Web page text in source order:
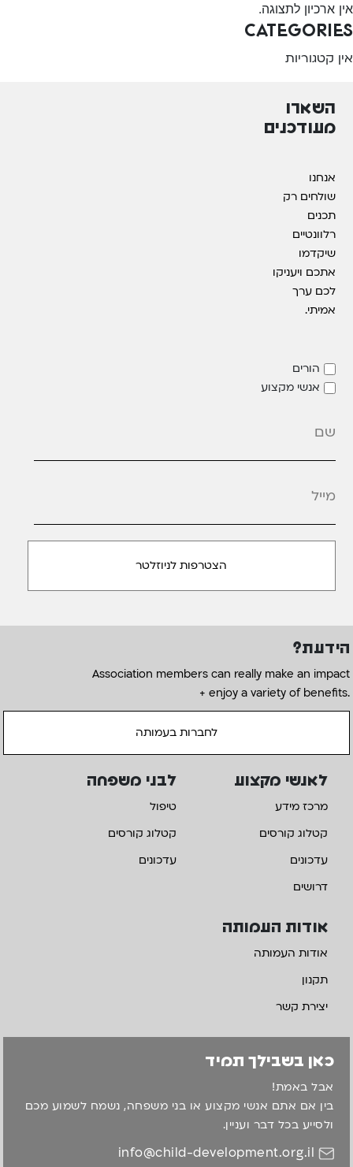
אין ארכיון לתצוגה.
Categories
אין קטגוריות
השארו
מעודכנים
אנחנו
שולחים רק
תכנים
רלוונטיים
שיקדמו
אתכם ויעניקו
לכם ערך
אמיתי.
הורים
אנשי מקצוע
הידעת?
Association members can really make an impact
+ enjoy a variety of benefits.
לחברות בעמותה
אודות העמותה
אודות העמותה
תקנון
יצירת קשר
לאנשי מקצוע
מרכז מידע
קטלוג קורסים
עדכונים
דרושים
לבני משפחה
טיפול
קטלוג קורסים
עדכונים
כאן בשבילך תמיד
אבל באמת!
בין אם אתם אנשי מקצוע או בני משפחה, נשמח לשמוע מכם
ולסייע בכל דבר ועניין.
info@child-development.org.il